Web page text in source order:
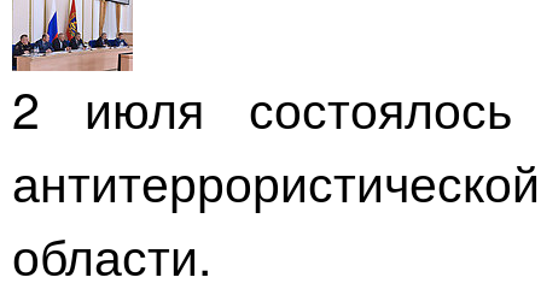
2 июля состоялось
области.